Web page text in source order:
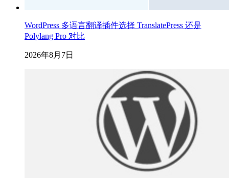
WordPress 多语言翻译插件选择 TranslatePress 还是
Polylang Pro 对比
2026年8月7日